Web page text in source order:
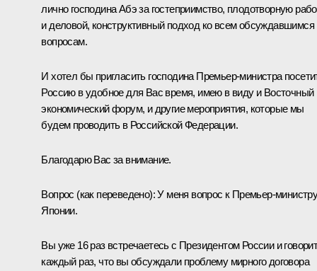
лично господина Абэ за гостеприимство, плодотворную
и деловой, конструктивный подход ко всем обсуждавшимся
вопросам.
И хотел бы пригласить господина Премьер-министра
Россию в удобное для Вас время, имею в виду и Восточный
экономический форум, и другие мероприятия, которые мы
будем проводить в Российской Федерации.
Благодарю Вас за внимание.
Вопрос (как переведено):У меня вопрос к Премьер-
Японии.
Вы уже 16 раз встречаетесь с Президентом России и
каждый раз, что вы обсуждали проблему мирного договора